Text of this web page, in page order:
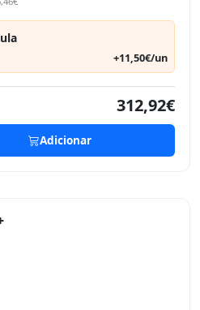
+11,50€/un
312,92€
Adicionar